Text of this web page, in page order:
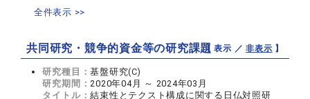
全件表示 >>
共同研究・競争的資金等の研究課題【 表示 ／非表示 】
研究種目：基盤研究(C)
研究期間：2020年04月 ～ 2024年03月
タイトル：結束性とテクスト構成に関する日仏対照研